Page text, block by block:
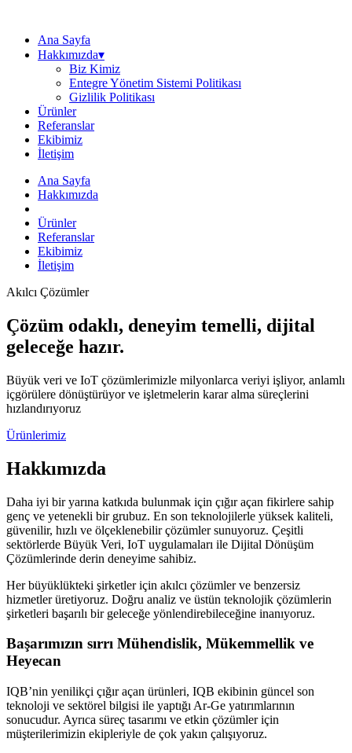
Ana Sayfa
Hakkımızda▾
Biz Kimiz
Entegre Yönetim Sistemi Politikası
Gizlilik Politikası
Ürünler
Referanslar
Ekibimiz
İletişim
Ana Sayfa
Hakkımızda
Ürünler
Referanslar
Ekibimiz
İletişim
Akılcı Çözümler
Çözüm odaklı, deneyim temelli, dijital
geleceğe hazır.
Büyük veri ve IoT çözümlerimizle milyonlarca veriyi işliyor, anlamlı
içgörülere dönüştürüyor ve işletmelerin karar alma süreçlerini
hızlandırıyoruz
Ürünlerimiz
Hakkımızda
Daha iyi bir yarına katkıda bulunmak için çığır açan fikirlere sahip
genç ve yetenekli bir grubuz. En son teknolojilerle yüksek kaliteli,
güvenilir, hızlı ve ölçeklenebilir çözümler sunuyoruz. Çeşitli
sektörlerde Büyük Veri, IoT uygulamaları ile Dijital Dönüşüm
Çözümlerinde derin deneyime sahibiz.
Her büyüklükteki şirketler için akılcı çözümler ve benzersiz
hizmetler üretiyoruz. Doğru analiz ve üstün teknolojik çözümlerin
şirketleri başarılı bir geleceğe yönlendirebileceğine inanıyoruz.
Başarımızın sırrı Mühendislik, Mükemmellik ve
Heyecan
IQB’nin yenilikçi çığır açan ürünleri, IQB ekibinin güncel son
teknoloji ve sektörel bilgisi ile yaptığı Ar-Ge yatırımlarının
sonucudur. Ayrıca süreç tasarımı ve etkin çözümler için
müşterilerimizin ekipleriyle de çok yakın çalışıyoruz.